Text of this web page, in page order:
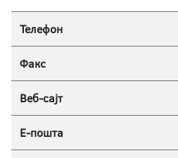
Телефон
Факс
Веб-сајт
Е-пошта